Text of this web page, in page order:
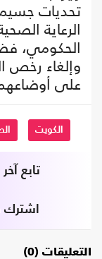
تحديات
الرعاية
الحكومي،
وإلغاء رخص
على أوضاعهم
الكويت
تابع
اشترك
التعليقات (0)